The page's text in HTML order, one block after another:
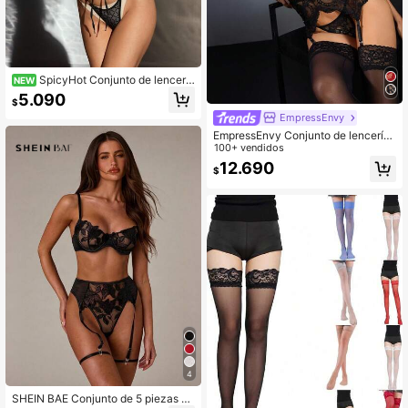
NEW SpicyHot Conjunto de lencería
sexy para mujer de 2 piezas
$5.090
4
SHEIN BAE Conjunto de 5 piezas de
EmpressEnvy
EmpressEnvy Conjunto de lencería
casual y sexy con tirantes de espag
ueti y encaje en contraste para sali
r, look de chica mala
100+ vendidos
$12.690